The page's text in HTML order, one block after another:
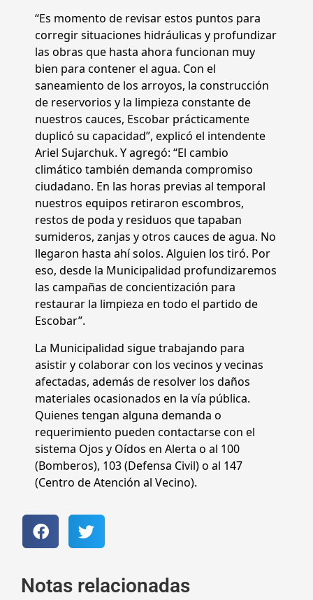
“Es momento de revisar estos puntos para
corregir situaciones hidráulicas y profundizar
las obras que hasta ahora funcionan muy
bien para contener el agua. Con el
saneamiento de los arroyos, la construcción
de reservorios y la limpieza constante de
nuestros cauces, Escobar prácticamente
duplicó su capacidad”, explicó el intendente
Ariel Sujarchuk. Y agregó: “El cambio
climático también demanda compromiso
ciudadano. En las horas previas al temporal
nuestros equipos retiraron escombros,
restos de poda y residuos que tapaban
sumideros, zanjas y otros cauces de agua. No
llegaron hasta ahí solos. Alguien los tiró. Por
eso, desde la Municipalidad profundizaremos
las campañas de concientización para
restaurar la limpieza en todo el partido de
Escobar”.
La Municipalidad sigue trabajando para
asistir y colaborar con los vecinos y vecinas
afectadas, además de resolver los daños
materiales ocasionados en la vía pública.
Quienes tengan alguna demanda o
requerimiento pueden contactarse con el
sistema Ojos y Oídos en Alerta o al 100
(Bomberos), 103 (Defensa Civil) o al 147
(Centro de Atención al Vecino).
Notas relacionadas